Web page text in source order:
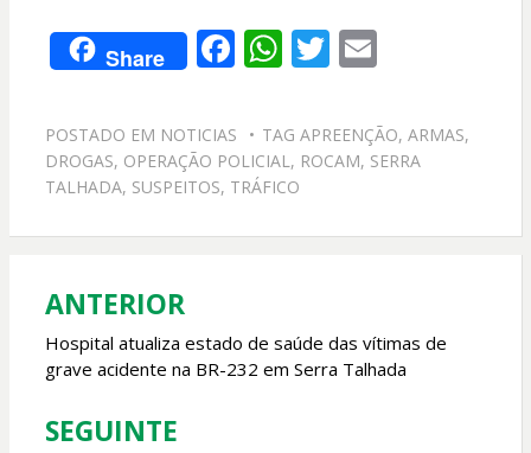
Share F
e
b
o
o
W
at
s
A
p
T
itt
er
E
ai
l
POSTADO EM NOTICIAS TAG APREENÇÃO, ARMAS,
DROGAS, OPERAÇÃO POLICIAL , ROCAM, SERRA
TALHADA, SUSPEITOS, TRÁFICO
Navegação
de
Post
ANTERIOR
Hospital atualiza estado de saúde das vítimas de
grave acidente na BR-232 em Serra Talhada
SEGUINTE